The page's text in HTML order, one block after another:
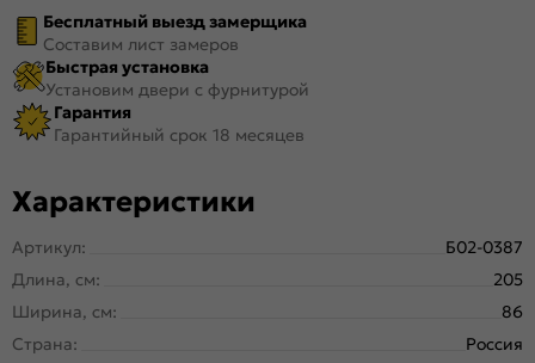
Бесплатный выезд замерщика
Составим лист замеров
Быстрая установка
Установим двери с фурнитурой
Гарантия
Гарантийный срок 18 месяцев
Характеристики
Артикул:
Б02-0387
Длина, см:
205
Ширина, см:
86
Страна:
Россия